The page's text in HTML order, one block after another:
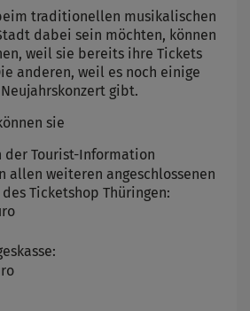
traditionellen musikalischen
dabei sein möchten, können
weil sie bereits ihre Tickets
anderen, weil es noch einige
gibt.
sie
der Tourist-Information
allen weiteren angeschlossenen
Ticketshop Thüringen: